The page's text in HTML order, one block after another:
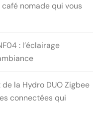
nomade qui vous
: l’éclairage
de la Hydro DUO Zigbee
connectées qui